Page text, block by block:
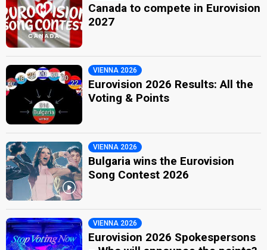
Canada to compete in Eurovision
2027
VIENNA 2026
Eurovision 2026 Results: All the
Voting & Points
VIENNA 2026
Bulgaria wins the Eurovision
Song Contest 2026
VIENNA 2026
Eurovision 2026 Spokespersons